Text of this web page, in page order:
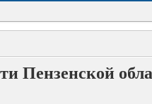
Пензенской